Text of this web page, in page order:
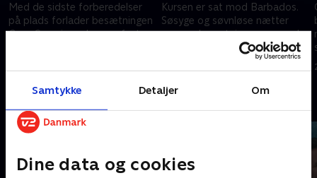
Samtykke Detaljer Om
Dine data og cookies
Med de sidste forberedelser
på plads forlader besætningen
Gran Canaria og lægger fast
Kursen er sat mod Barbados.
Søsyge og søvnløse nætter
presser besætningen, mens de
finder rytmen om bord.
Hjemme møder Malte Mathias’
far Erling.